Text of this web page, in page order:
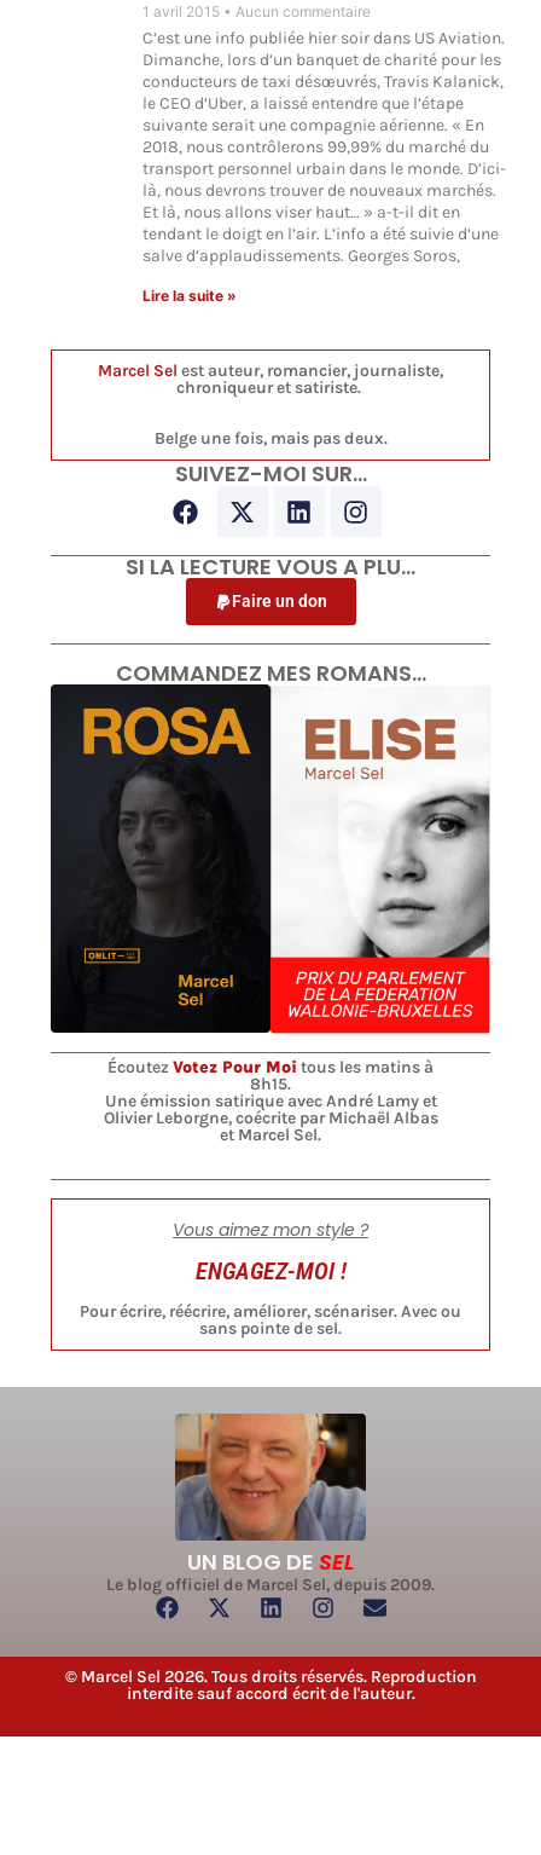
1 avril 2015 Aucun commentaire
C’est une info publiée hier soir dans US Aviation.
Dimanche, lors d’un banquet de charité pour les
conducteurs de taxi désœuvrés, Travis Kalanick,
le CEO d’Uber, a laissé entendre que l’étape
suivante serait une compagnie aérienne. « En
2018, nous contrôlerons 99,99% du marché du
transport personnel urbain dans le monde. D’ici-
là, nous devrons trouver de nouveaux marchés.
Et là, nous allons viser haut… » a-t-il dit en
tendant le doigt en l’air. L’info a été suivie d’une
salve d’applaudissements. Georges Soros,
Lire la suite »
Marcel Sel est auteur, romancier, journaliste,
chroniqueur et satiriste.
Belge une fois, mais pas deux.
SUIVEZ-MOI SUR…
SI LA LECTURE VOUS A PLU…
Faire un don
COMMANDEZ MES ROMANS…
Écoutez Votez Pour Moi tous les matins à
8h15.
Une émission satirique avec André Lamy et
Olivier Leborgne, coécrite par Michaël Albas
et Marcel Sel.
Vous aimez mon style ?
ENGAGEZ-MOI !
Pour écrire, réécrire, améliorer, scénariser. Avec ou
sans pointe de sel.
UN BLOG DE SEL
Le blog officiel de Marcel Sel, depuis 2009.
© Marcel Sel 2026. Tous droits réservés. Reproduction
interdite sauf accord écrit de l'auteur.